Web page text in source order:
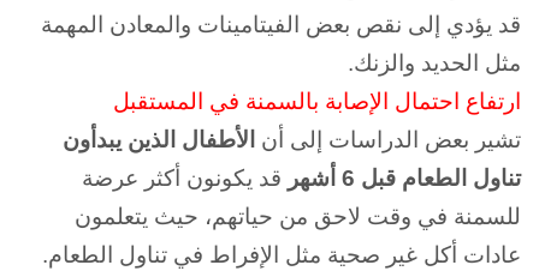
قد يؤدي إلى نقص بعض الفيتامينات والمعادن المهمة
مثل الحديد والزنك.
ارتفاع احتمال الإصابة بالسمنة في المستقبل
تشير بعض الدراسات إلى أن الأطفال الذين يبدأون
تناول الطعام قبل 6 أشهر
قد يكونون أكثر عرضة
للسمنة في وقت لاحق من حياتهم، حيث يتعلمون
عادات أكل غير صحية مثل الإفراط في تناول الطعام.